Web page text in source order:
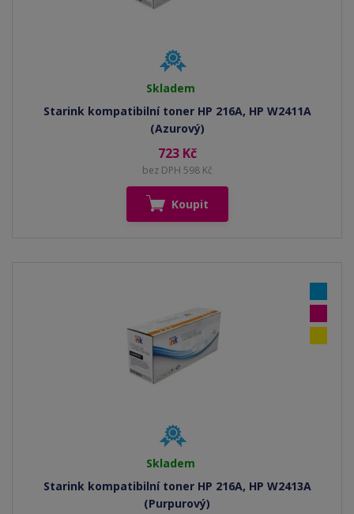
Skladem
Starink kompatibilní toner HP 216A, HP W2411A
(Azurový)
723 Kč
bez DPH 598 Kč
Koupit
Skladem
Starink kompatibilní toner HP 216A, HP W2413A
(Purpurový)